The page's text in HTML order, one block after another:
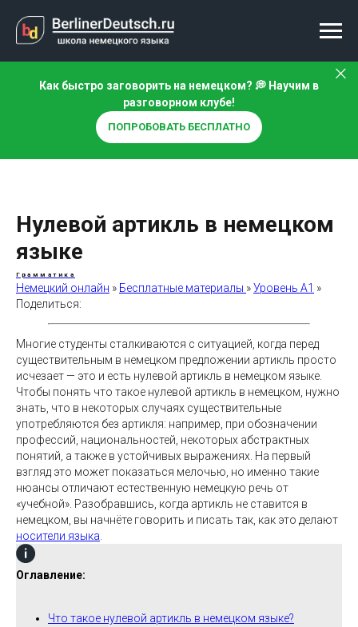
Как быстро заговорить на немецком? 💭 Научим в
разговорном клубе!
ПОПРОБОВАТЬ БЕСПЛАТНО
Нулевой артикль в немецком
языке
Грамматика
Немецкий онлайн » Бесплатные материалы »Уровень А1 »
Поделиться:
Многие студенты сталкиваются с ситуацией, когда перед
существительным в немецком предложении артикль просто
исчезает — это и есть нулевой артикль в немецком языке.
Чтобы понять что такое нулевой артикль в немецком, нужно
знать, что в некоторых случаях существительные
употребляются без артикля: например, при обозначении
профессий, национальностей, некоторых абстрактных
понятий, а также в устойчивых выражениях. На первый
взгляд это может показаться мелочью, но именно такие
нюансы отличают естественную немецкую речь от
«учебной». Разобравшись, когда артикль не ставится в
немецком, вы начнёте говорить и писать так, как это делают
носители языка.
Оглавление:
Что такое нулевой артикль в немецком языке?